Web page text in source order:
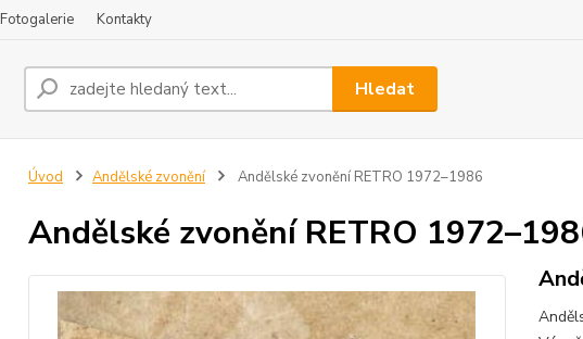
Fotogalerie Kontakty
Hledat
Úvod Andělské zvonění Andělské zvonění RETRO 1972–1986
Andělské zvonění RETRO